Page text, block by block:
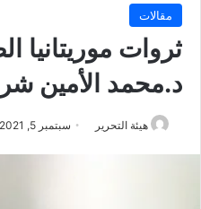
مقالات
د.محمد الأمين
هيئة التحرير سبتمبر 5, 2021